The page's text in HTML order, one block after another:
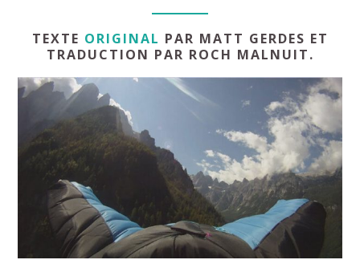
TEXTE ORIGINAL PAR MATT GERDES ET
TRADUCTION PAR ROCH MALNUIT.